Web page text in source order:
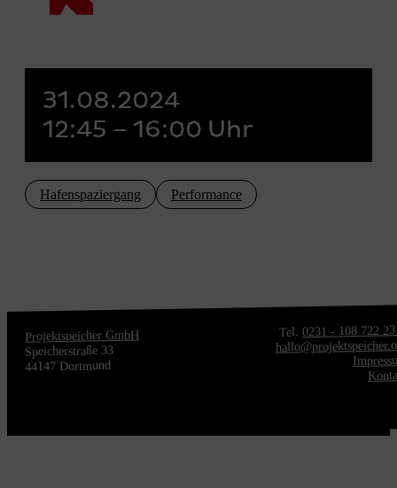
31.08.2024
12:45 – 16:00 Uhr
Hafenspaziergang Performance
Projektspeicher GmbH
Speicherstraße 33
44147 Dortmund
Tel. 0231 - 108 722